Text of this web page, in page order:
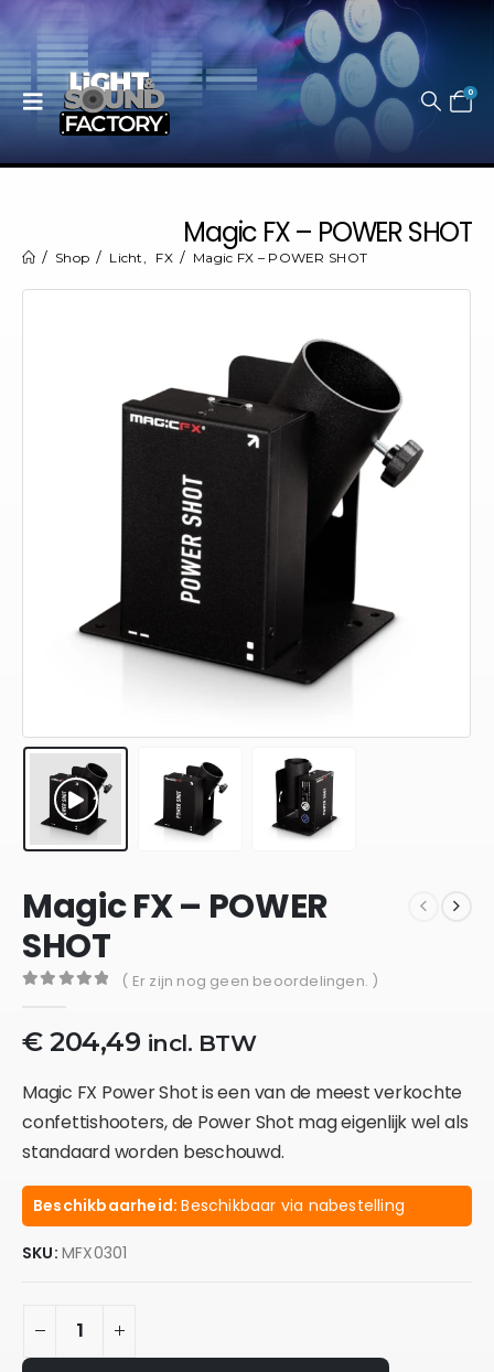
0
Magic FX – POWER SHOT
Shop Licht, FX Magic FX – POWER SHOT
Magic FX – POWER
SHOT
( Er zijn nog geen beoordelingen. )
€204,49 incl. BTW
Magic FX Power Shot is een van de meest verkochte
confettishooters, de Power Shot mag eigenlijk wel als
standaard worden beschouwd.
Beschikbaarheid:Beschikbaar via nabestelling
SKU: MFX0301